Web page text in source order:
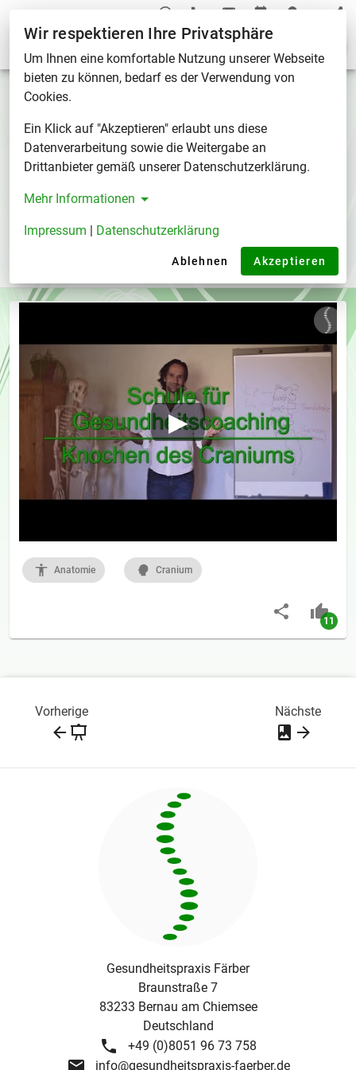
Wissenswertes
Einführung in die Antomie der
Schädelknochen
Ein kurzes Video über das Cranium (den
sind diese eingeteilt.
03.05.2019
Einführung in die Antomie d...
Anatomie Cranium
11
Vorherige Nächste
Gesundheitspraxis Färber
Braunstraße 7
83233 Bernau am Chiemsee
Deutschland
+49 (0)8051 96 73 758
info@gesundheitspraxis-faerber.de
Wir respektieren Ihre Privatsphäre
Um Ihnen eine komfortable Nutzung unserer Webseite
bieten zu können, bedarf es der Verwendung von
Cookies.
Ein Klick auf "Akzeptieren" erlaubt uns diese
Datenverarbeitung sowie die Weitergabe an
Drittanbieter gemäß unserer Datenschutzerklärung.
Mehr Informationen
Impressum | Datenschutzerklärung
Ablehnen Akzeptieren